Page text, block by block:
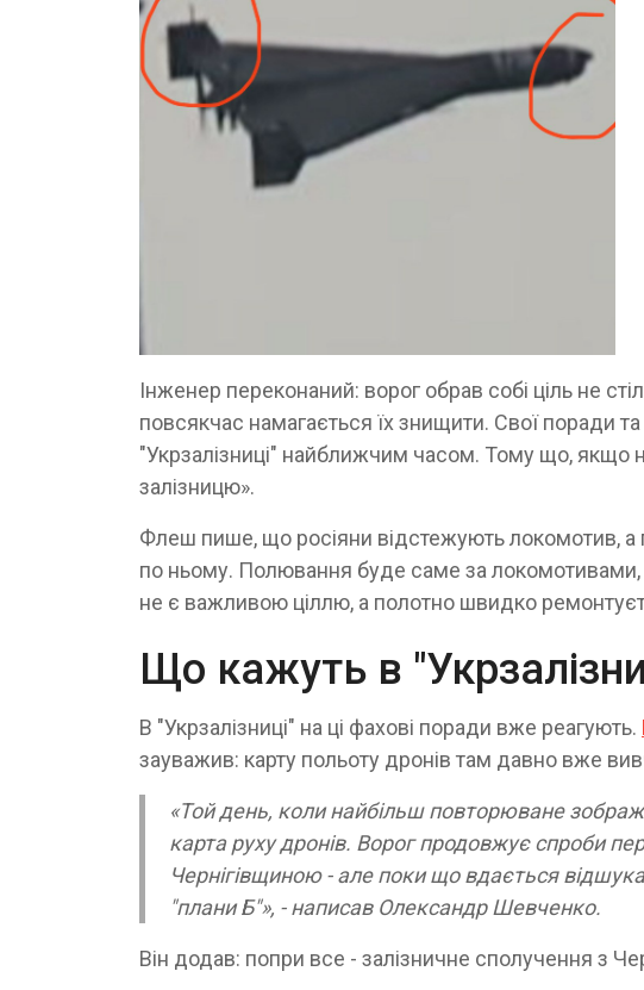
Інженер переконаний: ворог обрав собі ціль не
повсякчас намагається їх знищити. Свої поради
"Укрзалізниці" найближчим часом. Тому що, якщо
залізницю».
Флеш пише, що росіяни відстежують локомотив, а
по ньому. Полювання буде саме за локомотивами,
не є важливою ціллю, а полотно швидко
Що кажуть в
В "Укрзалізниці" на ці фахові поради вже реагують.
зауважив: карту польоту дронів там давно вже
«Той день, коли найбільш повторюване
карта руху дронів. Ворог продовжує спроби
Чернігівщиною - але поки що вдається
"плани Б"», - написав Олександр Шевченко.
Він додав: попри все - залізничне сполучення з